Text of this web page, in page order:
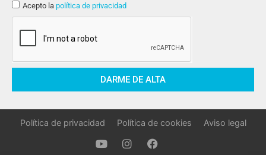
Acepto la política de privacidad
DARME DE ALTA
Política de privacidad Política de cookies Aviso legal